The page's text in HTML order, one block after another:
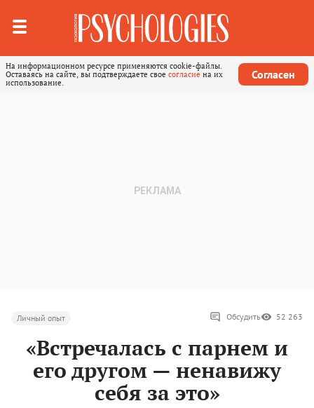
На информационном ресурсе применяются cookie-файлы.
Оставаясь на сайте, вы подтверждаете свое согласие на их
использование.
Согласен
Личный опыт Обсудить 52 263
«Встречалась с парнем и
его другом — ненавижу
себя за это»